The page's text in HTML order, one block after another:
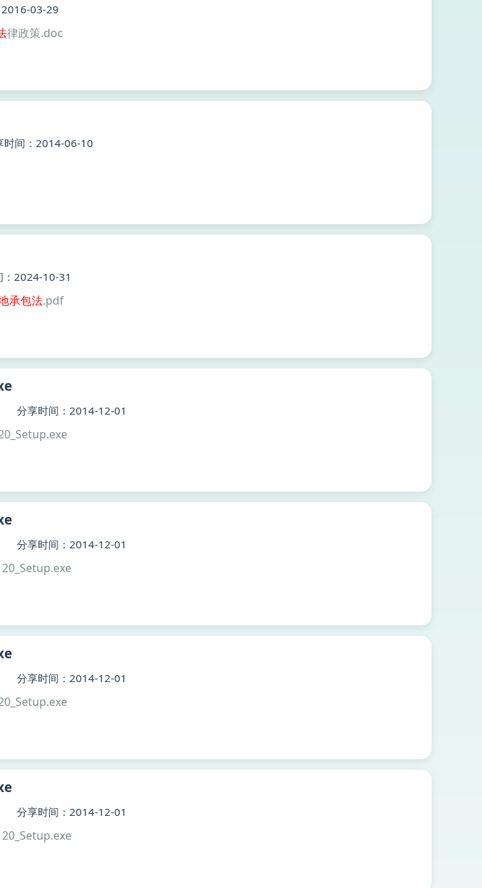
03-29
律政策.doc
时间：2014-06-10
：2024-10-31
承包法.pdf
分享时间：2014-12-01
分享时间：2014-12-01
分享时间：2014-12-01
分享时间：2014-12-01